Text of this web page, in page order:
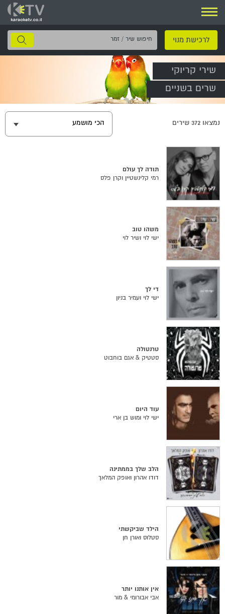
ניווט
לרכישת מנוי
חיפוש
שיר
שירי קריוקי
שרים בשניים
נמצאו 372 שירים הכי מושמע
תודה לך עולם
רמי קלינשטיין וקרן פלס
משהו טוב
ישי לוי ושיר לוי
די לך
ישי לוי ועמיר בניון
טרנטולה
סטטיק & אגם בוחבוט
עוד היום
ישי לוי ומוש בן ארי
הלב שלך בממתינה
דודו אהרון ואופק המלאך
הילד שביקשתי
סטלוס ואורן חן
אין אותנו יותר
אבי אבורומי & מור